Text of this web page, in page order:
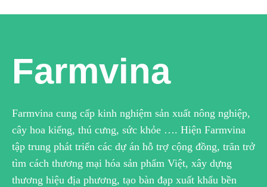
Farmvina
Farmvina cung cấp kinh nghiệm sản xuất nông nghiệp,
cây hoa kiểng, thú cưng, sức khỏe …. Hiện Farmvina
tập trung phát triển các dự án hỗ trợ cộng đồng, trăn trở
tìm cách thương mại hóa sản phẩm Việt, xây dựng
thương hiệu địa phương, tạo bàn đạp xuất khẩu bền